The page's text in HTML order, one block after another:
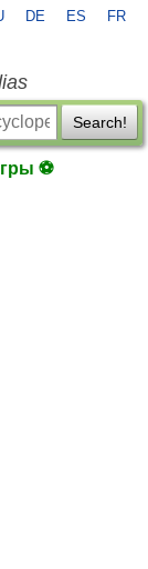
DE ES FR
Search!
⚽